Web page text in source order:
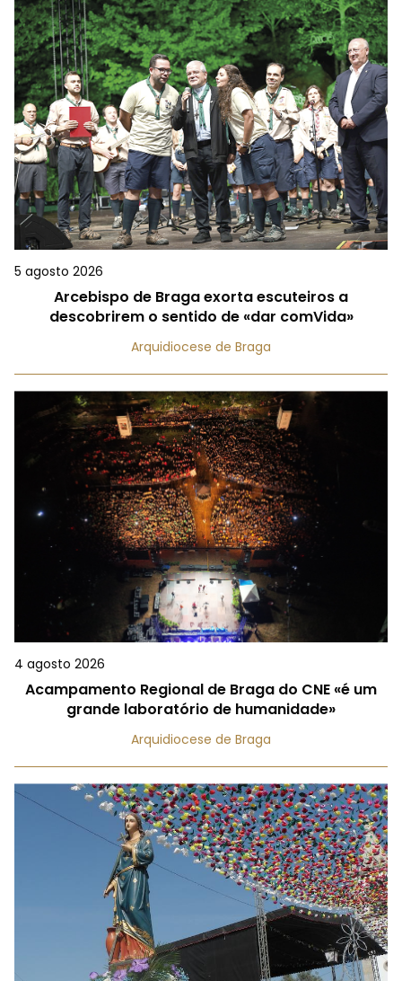
5 agosto 2026
Arcebispo de Braga exorta escuteiros a
descobrirem o sentido de «dar comVida»
Arquidiocese de Braga
4 agosto 2026
Acampamento Regional de Braga do CNE «é um
grande laboratório de humanidade»
Arquidiocese de Braga